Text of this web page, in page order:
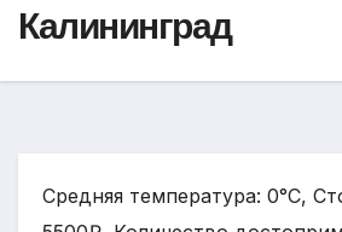
Калининград
Средняя температура: 0°C,